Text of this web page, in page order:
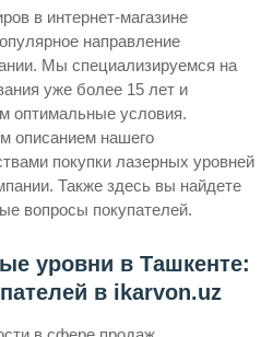
в интернет-магазине
направление
Мы специализируемся на
уже более 15 лет и
оптимальные условия.
описанием нашего
покупки лазерных уровней
Также здесь вы найдете
вопросы покупателей.
уровни в Ташкенте:
в ikarvon.uz